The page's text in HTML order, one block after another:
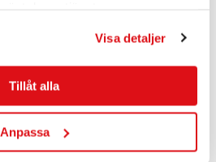
Visa detaljer
Tillåt alla
Anpassa
5 st - Leveransklar
Bli E-Kund
109301